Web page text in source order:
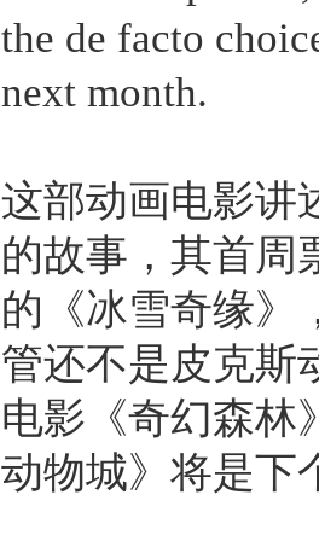
the de facto
next month.
这部动画电影讲
的故事，其首周
的《冰雪奇缘》
管还不是皮克斯
电影《奇幻森林
动物城》将是下